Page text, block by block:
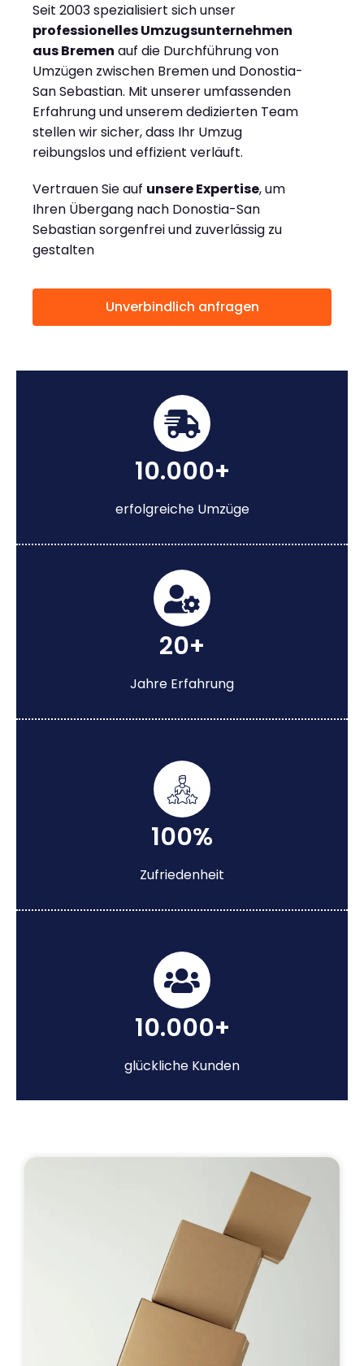
Seit 2003 spezialisiert sich unser
professionelles Umzugsunternehmen
aus Bremen auf die Durchführung von
Umzügen zwischen Bremen und Donostia-
San Sebastian. Mit unserer umfassenden
Erfahrung und unserem dedizierten Team
stellen wir sicher, dass Ihr Umzug
reibungslos und effizient verläuft.
Vertrauen Sie auf unsere Expertise, um
Ihren Übergang nach Donostia-San
Sebastian sorgenfrei und zuverlässig zu
gestalten
Unverbindlich anfragen
10.000+
erfolgreiche Umzüge
20+
Jahre Erfahrung
100%
Zufriedenheit
10.000+
glückliche Kunden